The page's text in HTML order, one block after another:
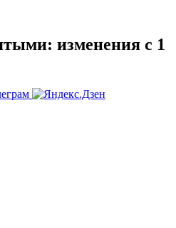
изменения с 1